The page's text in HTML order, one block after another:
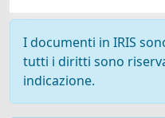
I documenti in IRIS
tutti i diritti sono
indicazione.